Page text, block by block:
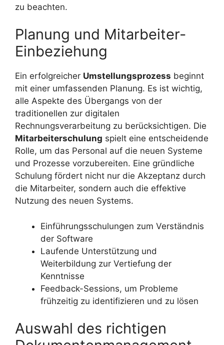
zu beachten.
Planung und Mitarbeiter-
Einbeziehung
Ein erfolgreicher Umstellungsprozess beginnt
mit einer umfassenden Planung. Es ist wichtig,
alle Aspekte des Übergangs von der
traditionellen zur digitalen
Rechnungsverarbeitung zu berücksichtigen. Die
Mitarbeiterschulung spielt eine entscheidende
Rolle, um das Personal auf die neuen Systeme
und Prozesse vorzubereiten. Eine gründliche
Schulung fördert nicht nur die Akzeptanz durch
die Mitarbeiter, sondern auch die effektive
Nutzung des neuen Systems.
Einführungsschulungen zum Verständnis
der Software
Laufende Unterstützung und
Weiterbildung zur Vertiefung der
Kenntnisse
Feedback-Sessions, um Probleme
frühzeitig zu identifizieren und zu lösen
Auswahl des richtigen